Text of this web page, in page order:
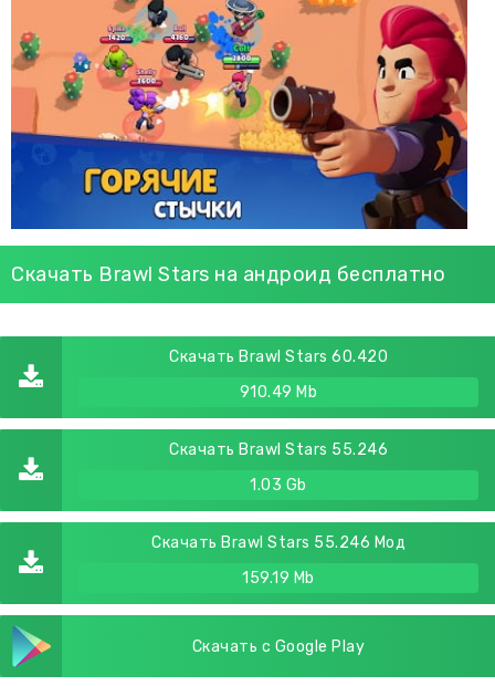
Скачать Brawl Stars на андроид бесплатно
Скачать Brawl Stars 60.420
910.49 Mb
Скачать Brawl Stars 55.246
1.03 Gb
Скачать Brawl Stars 55.246 Мод
159.19 Mb
Скачать с Google Play